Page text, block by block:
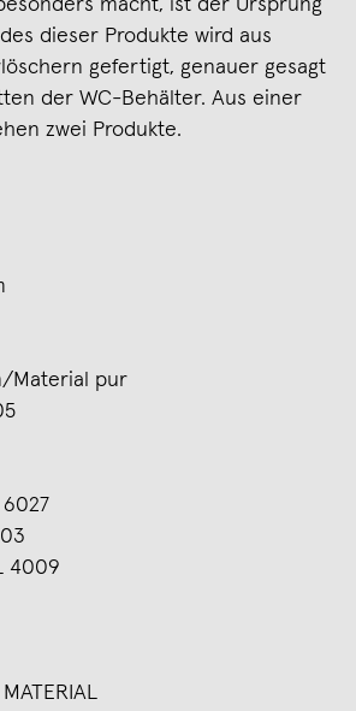
macht, ist der Ursprung
dieser Produkte wird aus
gefertigt, genauer gesagt
der WC-Behälter. Aus einer
zwei Produkte.
Material pur
4009